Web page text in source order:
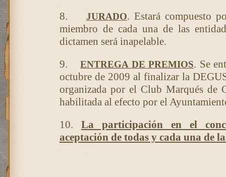
8.
JURADO. Estará compuesto
miembro de cada una de las
dictamen será inapelable.
9.
ENTREGA DE PREMIOS. Se
octubre de 2009 al finalizar la
organizada por el Club Marqués de
habilitada al efecto por el
10.
La participación en el
aceptación de todas y cada una de